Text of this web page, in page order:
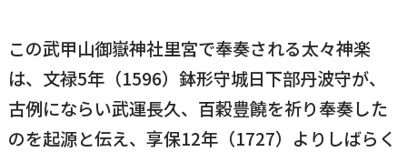
おくやみ
横瀬町（町長） へのご意見等
窓口案内 トップページ
メニューを閉じる
この武甲山御嶽神社里宮で奉奏される太々神楽
は、文禄5年（1596）鉢形守城日下部丹波守が、
古例にならい武運長久、百穀豊饒を祈り奉奏した
のを起源と伝え、享保12年（1727）よりしばらく